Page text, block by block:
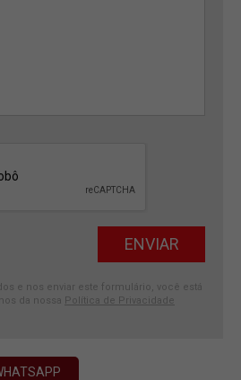
e nos enviar este formulário, você está
da nossa Política de Privacidade